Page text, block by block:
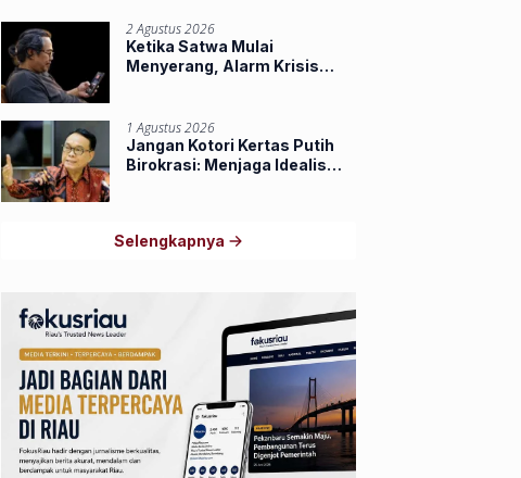
2 Agustus 2026
Ketika Satwa Mulai
Menyerang, Alarm Krisis
1 Agustus 2026
Jangan Kotori Kertas Putih
Birokrasi: Menjaga Idealisme
Selengkapnya